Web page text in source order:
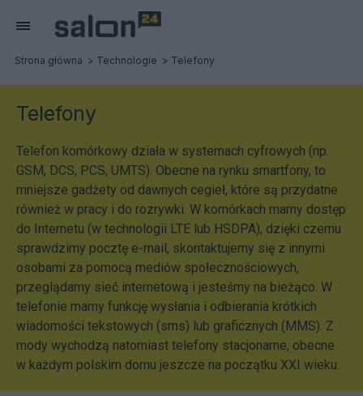
Strona główna Technologie Telefony
Telefony
Telefon komórkowy działa w systemach cyfrowych (np.
GSM, DCS, PCS, UMTS). Obecne na rynku smartfony, to
mniejsze gadżety od dawnych cegieł, które są przydatne
również w pracy i do rozrywki. W komórkach mamy dostęp
do Internetu (w technologii LTE lub HSDPA), dzięki czemu
sprawdzimy pocztę e-mail, skontaktujemy się z innymi
osobami za pomocą mediów społecznościowych,
przeglądamy sieć internetową i jesteśmy na bieżąco. W
telefonie mamy funkcję wysłania i odbierania krótkich
wiadomości tekstowych (sms) lub graficznych (MMS). Z
mody wychodzą natomiast telefony stacjonarne, obecne
w każdym polskim domu jeszcze na początku XXI wieku.